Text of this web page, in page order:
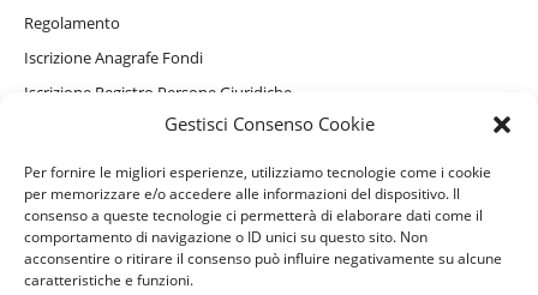
Gestisci Consenso Cookie
Per fornire le migliori esperienze, utilizziamo tecnologie come i cookie
per memorizzare e/o accedere alle informazioni del dispositivo. Il
consenso a queste tecnologie ci permetterà di elaborare dati come il
comportamento di navigazione o ID unici su questo sito. Non
acconsentire o ritirare il consenso può influire negativamente su alcune
caratteristiche e funzioni.
Regolamento
Iscrizione Anagrafe Fondi
Iscrizione Registro Persone Giuridiche
Informativa Privacy Sito Internet, Cookie e assistente virtuale
Informativa Privacy Beneficiari
PERSONE ASSISTITE